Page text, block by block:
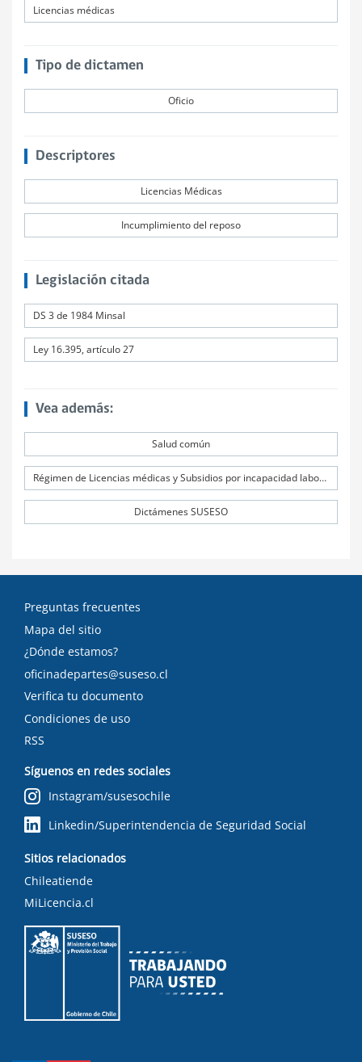
Licencias médicas
Tipo de dictamen
Oficio
Descriptores
Licencias Médicas
Incumplimiento del reposo
Legislación citada
DS 3 de 1984 Minsal
Ley 16.395, artículo 27
Vea además:
Salud común
Régimen de Licencias médicas y Subsidios por incapacidad laboral (SIL)
Dictámenes SUSESO
Preguntas frecuentes
Mapa del sitio
¿Dónde estamos?
oficinadepartes@suseso.cl
Verifica tu documento
Condiciones de uso
RSS
Síguenos en redes sociales
Instagram/susesochile
Linkedin/Superintendencia de Seguridad Social
Sitios relacionados
Chileatiende
MiLicencia.cl